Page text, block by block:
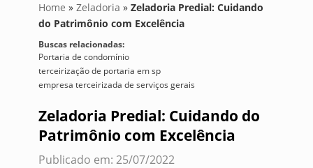
Home » Zeladoria » Zeladoria Predial: Cuidando
do Patrimônio com Excelência
Buscas relacionadas:
Portaria de condomínio
terceirização de portaria em sp
empresa terceirizada de serviços gerais
Zeladoria Predial: Cuidando do
Patrimônio com Excelência
Publicado em: 25/07/2022